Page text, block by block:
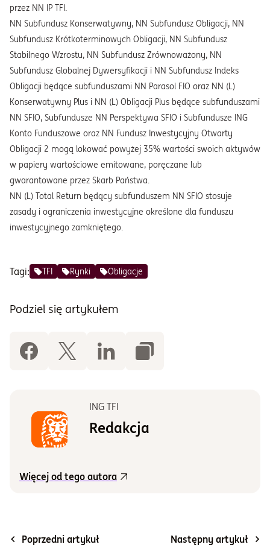
przez NN IP TFI.
NN Subfundusz Konserwatywny, NN Subfundusz Obligacji, NN
Subfundusz Krótkoterminowych Obligacji, NN Subfundusz
Stabilnego Wzrostu, NN Subfundusz Zrównoważony, NN
Subfundusz Globalnej Dywersyfikacji i NN Subfundusz Indeks
Obligacji będące subfunduszami NN Parasol FIO oraz NN (L)
Konserwatywny Plus i NN (L) Obligacji Plus będące subfunduszami
NN SFIO, Subfundusze NN Perspektywa SFIO i Subfundusze ING
Konto Funduszowe oraz NN Fundusz Inwestycyjny Otwarty
Obligacji 2 mogą lokować powyżej 35% wartości swoich aktywów
w papiery wartościowe emitowane, poręczane lub
gwarantowane przez Skarb Państwa.
NN (L) Total Return będący subfunduszem NN SFIO stosuje
zasady i ograniczenia inwestycyjne określone dla funduszu
inwestycyjnego zamkniętego.
Tagi: TFI Rynki Obligacje
Podziel się artykułem
ING TFI
Redakcja
Więcej od tego autora
Poprzedni artykuł Następny artykuł